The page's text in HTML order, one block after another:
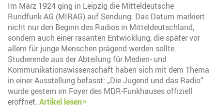
Im März 1924 ging in Leipzig die Mitteldeutsche
Rundfunk AG (MIRAG) auf Sendung. Das Datum markiert
nicht nur den Beginn des Radios in Mitteldeutschland,
sondern auch einer rasanten Entwicklung, die später vor
allem für junge Menschen prägend werden sollte.
Studierende aus der Abteilung für Medien- und
Kommunikationswissenschaft haben sich mit dem Thema
in einer Ausstellung befasst: „Die Jugend und das Radio“
wurde gestern im Foyer des MDR-Funkhauses offiziell
eröffnet. Artikel lesen